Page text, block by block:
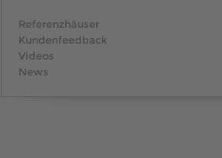
Referenzhäuser
Kundenfeedback
Videos
News